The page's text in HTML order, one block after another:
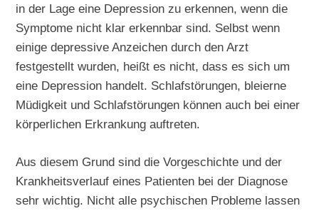
in der Lage eine Depression zu erkennen, wenn die
Symptome nicht klar erkennbar sind. Selbst wenn
einige depressive Anzeichen durch den Arzt
festgestellt wurden, heißt es nicht, dass es sich um
eine Depression handelt. Schlafstörungen, bleierne
Müdigkeit und Schlafstörungen können auch bei einer
körperlichen Erkrankung auftreten.
Aus diesem Grund sind die Vorgeschichte und der
Krankheitsverlauf eines Patienten bei der Diagnose
sehr wichtig. Nicht alle psychischen Probleme lassen